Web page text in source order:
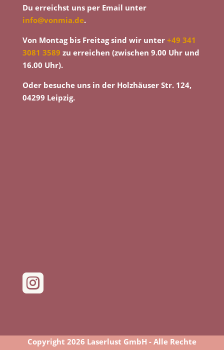
Du erreichst uns per Email unter
info@vonmia.de.
Von Montag bis Freitag sind wir unter +49 341
3081 3589 zu erreichen (zwischen 9.00 Uhr und
16.00 Uhr).
Oder besuche uns in der Holzhäuser Str. 124,
04299 Leipzig.

Copyright 2026 Laserlust GmbH - Alle Rechte